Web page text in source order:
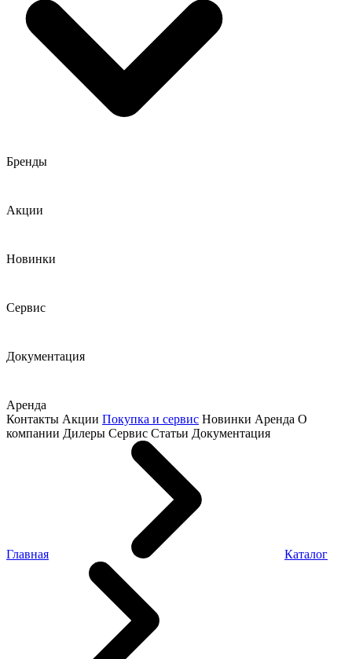
Бренды
Акции
Новинки
Сервис
Документация
Аренда
Контакты Акции Покупка и сервис Новинки Аренда О
компании Дилеры Сервис Статьи Документация
Главная Каталог